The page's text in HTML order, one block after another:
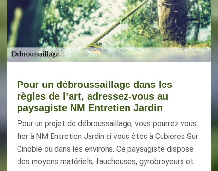
Pour un débroussaillage dans les
règles de l’art, adressez-vous au
paysagiste NM Entretien Jardin
Pour un projet de débroussaillage, vous pourrez vous
fier à NM Entretien Jardin si vous êtes à Cubieres Sur
Cinoble ou dans les environs. Ce paysagiste dispose
des moyens matériels, faucheuses, gyrobroyeurs et